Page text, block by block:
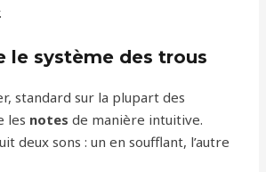
le système des trous
standard sur la plupart des
les notes de manière intuitive.
deux sons : un en soufflant, l’autre